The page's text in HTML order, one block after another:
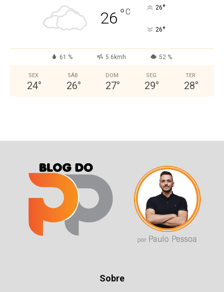
26 °C 26°
26°
61 % 5.6kmh 52 %
SEX
24°
SÁB
26°
DOM
27°
SEG
29°
TER
28°
Sobre